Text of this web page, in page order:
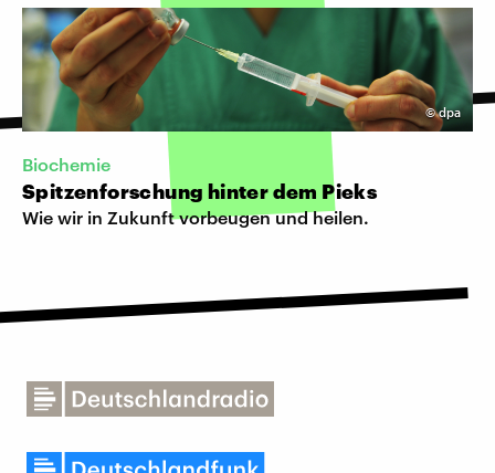
©dpa
Biochemie
Spitzenforschung hinter dem Pieks
Wie wir in Zukunft vorbeugen und heilen.